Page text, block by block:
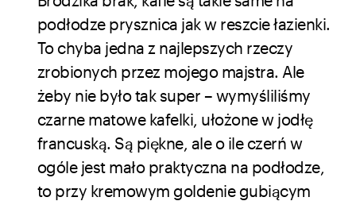
podłodze prysznica jak w reszcie łazienki.
To chyba jedna z najlepszych rzeczy
zrobionych przez mojego majstra. Ale
żeby nie było tak super – wymyśliliśmy
czarne matowe kafelki, ułożone w jodłę
francuską. Są piękne, ale o ile czerń w
ogóle jest mało praktyczna na podłodze,
to przy kremowym goldenie gubiącym